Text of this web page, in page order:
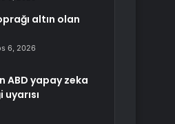
altın olan
6, 2026
ABD yapay zeka